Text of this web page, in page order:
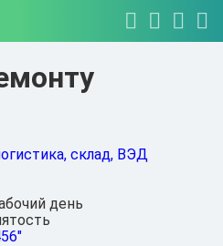
склад, ВЭД
день